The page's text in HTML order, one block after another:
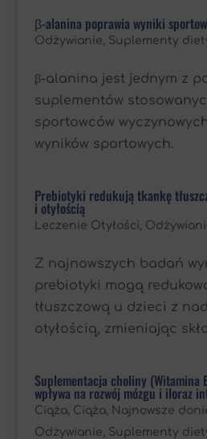
β-alanina poprawia wyniki
Odżywianie, Suplementy
β-alanina jest jednym z
suplementów
sportowców
wyników sportowych.
Prebiotyki redukują tkankę
i otyłością
Leczenie Otyłości,
Z najnowszych badań
prebiotyki mogą
tłuszczową u dzieci z
otyłością, zmieniając
Suplementacja choliny (Witamina
wpływa na rozwój mózgu i iloraz
Ciąża, Ciąża, Najnowsze
Odżywianie, Suplementy